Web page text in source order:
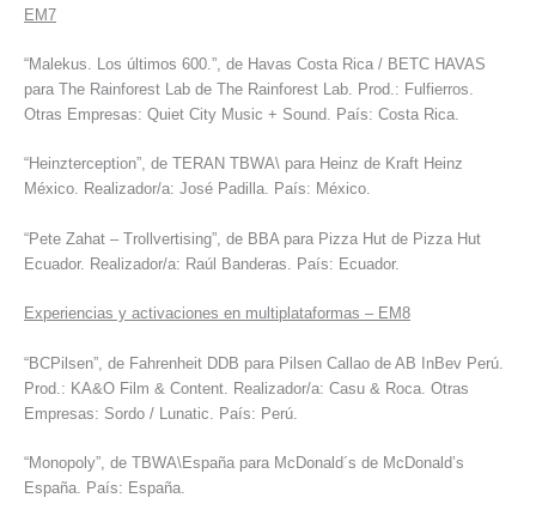
EM7
“Malekus. Los últimos 600.”, de Havas Costa Rica / BETC HAVAS
para The Rainforest Lab de The Rainforest Lab. Prod.: Fulfierros.
Otras Empresas: Quiet City Music + Sound. País: Costa Rica.
“Heinzterception”, de TERAN TBWA\ para Heinz de Kraft Heinz
México. Realizador/a: José Padilla. País: México.
“Pete Zahat – Trollvertising”, de BBA para Pizza Hut de Pizza Hut
Ecuador. Realizador/a: Raúl Banderas. País: Ecuador.
Experiencias y activaciones en multiplataformas – EM8
“BCPilsen”, de Fahrenheit DDB para Pilsen Callao de AB InBev Perú.
Prod.: KA&O Film & Content. Realizador/a: Casu & Roca. Otras
Empresas: Sordo / Lunatic. País: Perú.
“Monopoly”, de TBWA\España para McDonald´s de McDonald’s
España. País: España.